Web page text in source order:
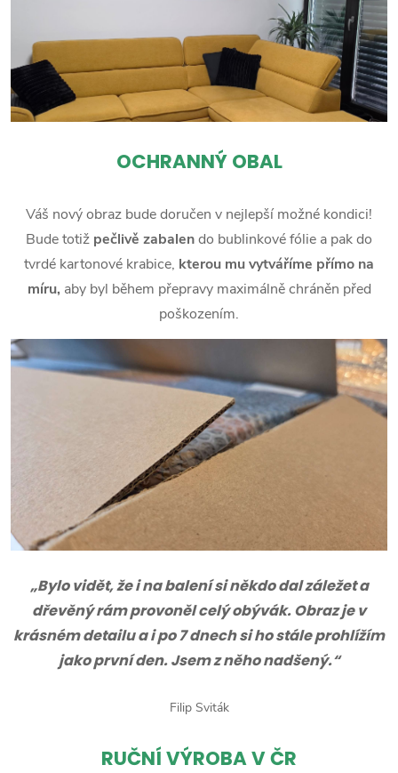
OCHRANNÝ OBAL
Váš nový obraz bude doručen v nejlepší možné kondici!
Bude totiž pečlivě zabalendo bublinkové fólie a pak do
tvrdé kartonové krabice, kterou mu vytváříme přímo na
míru, aby byl během přepravy maximálně chráněn před
poškozením.
„Bylo vidět, že i na balení si někdo dal záležet a
dřevěný rám provoněl celý obývák. Obraz je v
krásném detailu a i po 7 dnech si ho stále prohlížím
jako první den. Jsem z něho nadšený.“
Filip Sviták
RUČNÍ VÝROBA V ČR